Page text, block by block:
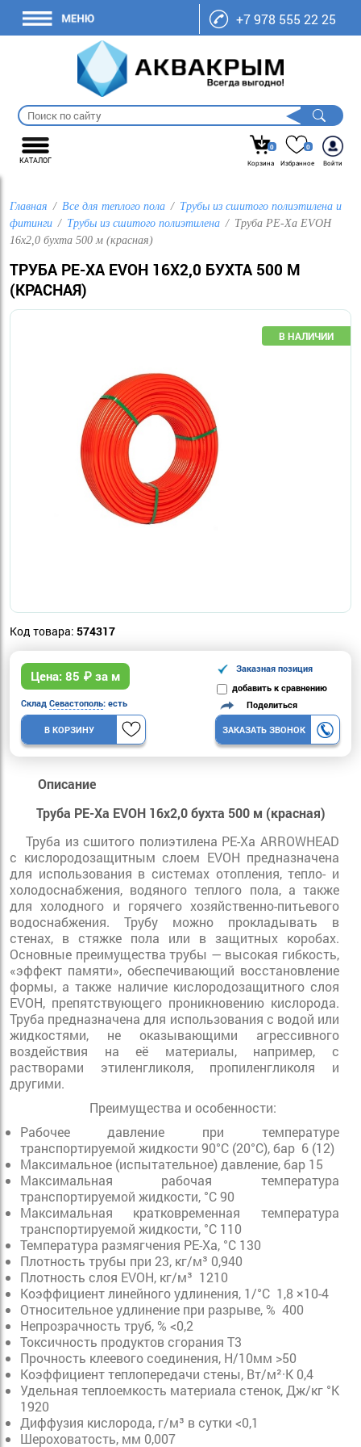
+7 978 555 22 25
КАТАЛОГ
0
Корзина
0
Избранное
Войти
Главная Все для теплого пола
Трубы из сшитого полиэтилена и
фитинги
Трубы из сшитого полиэтилена
Труба PE-Xa EVOH
16х2,0 бухта 500 м (красная)
ТРУБА PE-XA EVOH 16Х2,0 БУХТА 500 М
(КРАСНАЯ)
Код товара: 574317
Цена: 85 ₽ за м
Заказная позиция
добавить к сравнению
Склад Севастополь: есть
В КОРЗИНУ
Поделиться
ЗАКАЗАТЬ ЗВОНОК
Описание
Труба PE-Xa EVOH 16х2,0 бухта 500 м (красная)
Труба из сшитого полиэтилена PE-Xa ARROWHEAD
с кислородозащитным слоем EVOH предназначена
для использования в системах отопления, тепло- и
холодоснабжения, водяного теплого пола, а также
для холодного и горячего хозяйственно-питьевого
водоснабжения. Трубу можно прокладывать в
стенах, в стяжке пола или в защитных коробах.
Основные преимущества трубы — высокая гибкость,
«эффект памяти», обеспечивающий восстановление
формы, а также наличие кислородозащитного слоя
EVOH, препятствующего проникновению кислорода.
Труба предназначена для использования с водой или
жидкостями, не оказывающими агрессивного
воздействия на её материалы, например, с
растворами этиленгликоля, пропиленгликоля и
другими.
Преимущества и особенности:
Рабочее давление при температуре
транспортируемой жидкости 90°C (20°C), бар 6 (12)
Максимальное (испытательное) давление, бар 15
Максимальная рабочая температура
транспортируемой жидкости, °C 90
Максимальная кратковременная температура
транспортируемой жидкости, °C 110
Температура размягчения РЕ-Ха, °С 130
Плотность трубы при 23, кг/м³ 0,940
Плотность слоя EVOH, кг/м³ 1210
Коэффициент линейного удлинения, 1/°C 1,8 ×10-4
Относительное удлинение при разрыве, % 400
Непрозрачность труб, % <0,2
Токсичность продуктов сгорания Т3
Прочность клеевого соединения, Н/10мм >50
Коэффициент теплопередачи стены, Вт/м²·К 0,4
Удельная теплоемкость материала стенок, Дж/кг °К
1920
Диффузия кислорода, г/м³ в сутки <0,1
Шероховатость, мм 0,007